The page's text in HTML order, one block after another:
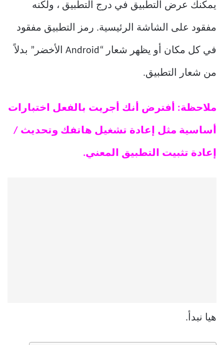
يمكنك عرض التطبيق في درج التطبيق ، ولكنه
مفقود على الشاشة الرئيسية. رمز التطبيق مفقود
في كل مكان أو يظهر شعار “Android الأخضر” بدلاً
من شعار التطبيق.
ملاحظة: أفترض أنك أجريت بالفعل اختبارات
أساسية مثل إعادة تشغيل هاتفك وتحديث /
إعادة تثبيت التطبيق المعني.
هيا نبدأ.